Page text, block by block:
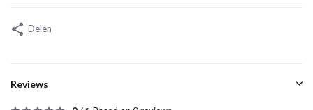
Delen
Reviews